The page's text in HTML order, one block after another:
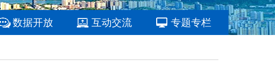
数据开放 互动交流 专题专栏